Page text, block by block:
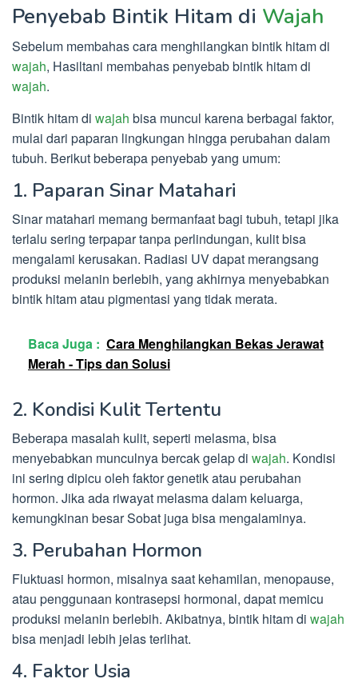
Penyebab Bintik Hitam di Wajah
Sebelum membahas cara menghilangkan bintik hitam di
wajah, Hasiltani membahas penyebab bintik hitam di
wajah.
Bintik hitam di wajah bisa muncul karena berbagai faktor,
mulai dari paparan lingkungan hingga perubahan dalam
tubuh. Berikut beberapa penyebab yang umum:
1. Paparan Sinar Matahari
Sinar matahari memang bermanfaat bagi tubuh, tetapi jika
terlalu sering terpapar tanpa perlindungan, kulit bisa
mengalami kerusakan. Radiasi UV dapat merangsang
produksi melanin berlebih, yang akhirnya menyebabkan
bintik hitam atau pigmentasi yang tidak merata.
Baca Juga : Cara Menghilangkan Bekas Jerawat
Merah - Tips dan Solusi
2. Kondisi Kulit Tertentu
Beberapa masalah kulit, seperti melasma, bisa
menyebabkan munculnya bercak gelap di wajah. Kondisi
ini sering dipicu oleh faktor genetik atau perubahan
hormon. Jika ada riwayat melasma dalam keluarga,
kemungkinan besar Sobat juga bisa mengalaminya.
3. Perubahan Hormon
Fluktuasi hormon, misalnya saat kehamilan, menopause,
atau penggunaan kontrasepsi hormonal, dapat memicu
produksi melanin berlebih. Akibatnya, bintik hitam di wajah
bisa menjadi lebih jelas terlihat.
4. Faktor Usia